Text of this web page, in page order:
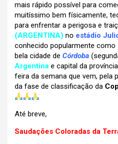
mais rápido possível para
muitíssimo bem físicamente,
para enfrentar a perigosa e
(ARGENTINA) no estádio
conhecido popularmente como
bela cidade de Córdoba
Argentina e capital da
feira da semana que vem, pela
da fase de classificação da
Até breve,
Saudações Coloradas da